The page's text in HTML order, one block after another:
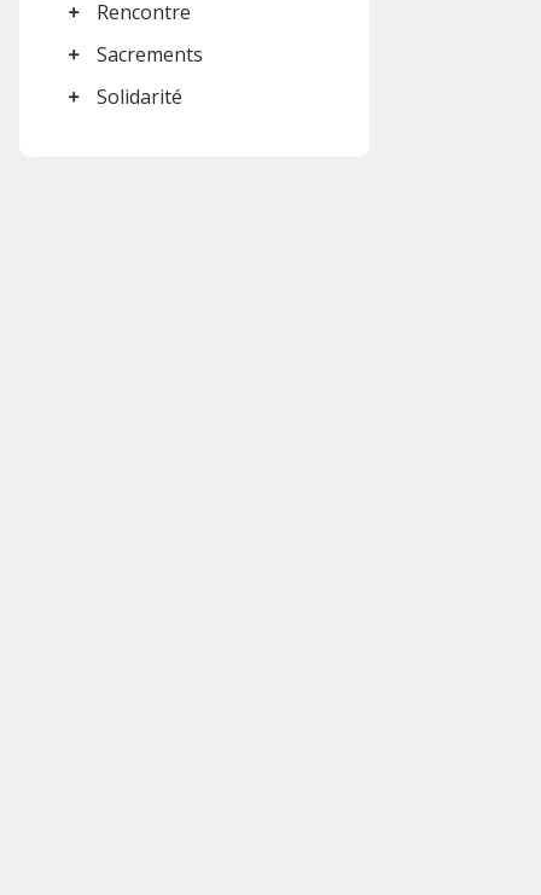
Rencontre
Sacrements
Solidarité